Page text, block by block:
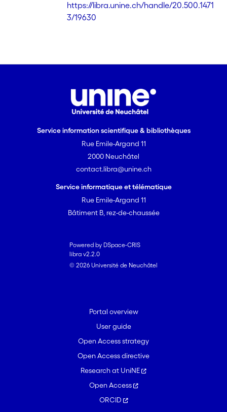
https://libra.unine.ch/handle/20.500.1471
3/19630
Service information scientifique & bibliothèques
Rue Emile-Argand 11
2000 Neuchâtel
contact.libra@unine.ch
Service informatique et télématique
Rue Emile-Argand 11
Bâtiment B, rez-de-chaussée
Powered by DSpace-CRIS
libra v2.2.0
© 2026 Université de Neuchâtel
Portal overview
User guide
Open Access strategy
Open Access directive
Research at UniNE
Open Access
ORCID